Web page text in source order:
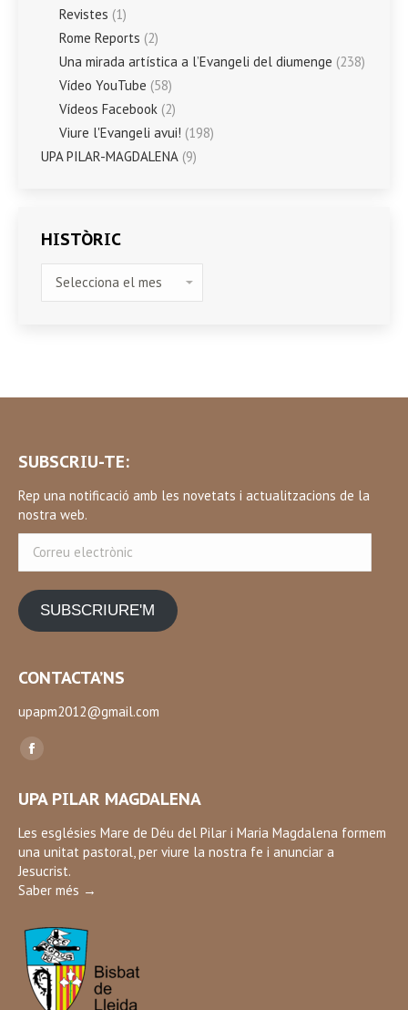
Revistes (1)
Rome Reports (2)
Una mirada artística a l’Evangeli del diumenge (238)
Vídeo YouTube (58)
Vídeos Facebook (2)
Viure l'Evangeli avui! (198)
UPA PILAR-MAGDALENA (9)
HISTÒRIC
SUBSCRIU-TE:
Rep una notificació amb les novetats i actualitzacions de la
nostra web.
electrònic
SUBSCRIURE'M
CONTACTA’NS
upapm2012@gmail.com
Find us on:
Facebook
opens
in
new
window
UPA PILAR MAGDALENA
Les esglésies Mare de Déu del Pilar i Maria Magdalena formem
una unitat pastoral, per viure la nostra fe i anunciar a
Jesucrist.
Saber més →